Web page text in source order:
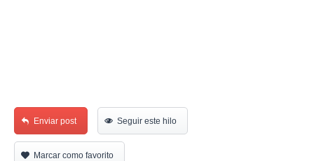
Enviar post Seguir este hilo
Marcar como favorito